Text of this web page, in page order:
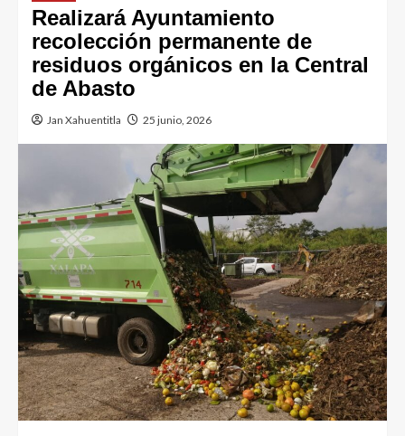
Realizará Ayuntamiento
recolección permanente de
residuos orgánicos en la Central
de Abasto
Jan Xahuentitla 25 junio, 2026